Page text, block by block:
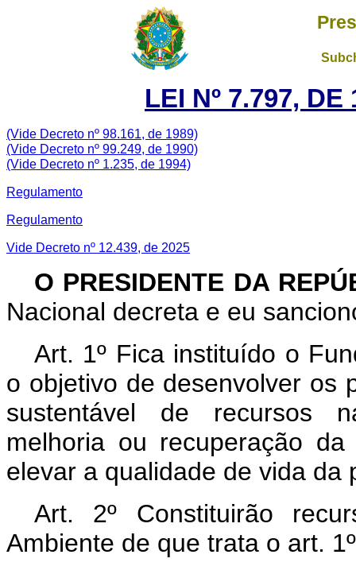
LEI Nº 7.797,
(Vide Decreto nº 98.161, de 1989)
(Vide Decreto nº 99.249, de 1990)
(Vide Decreto nº 1.235, de 1994)
Regulamento
Regulamento
Vide Decreto nº 12.439, de 2025
O PRESIDENTE DA
Nacional decreta e eu
Art. 1º Fica instituído o
o objetivo de desenvolver os
sustentável de recursos
melhoria ou recuperação
elevar a qualidade de vida da
Art. 2º Constituirão
Ambiente de que trata o art.